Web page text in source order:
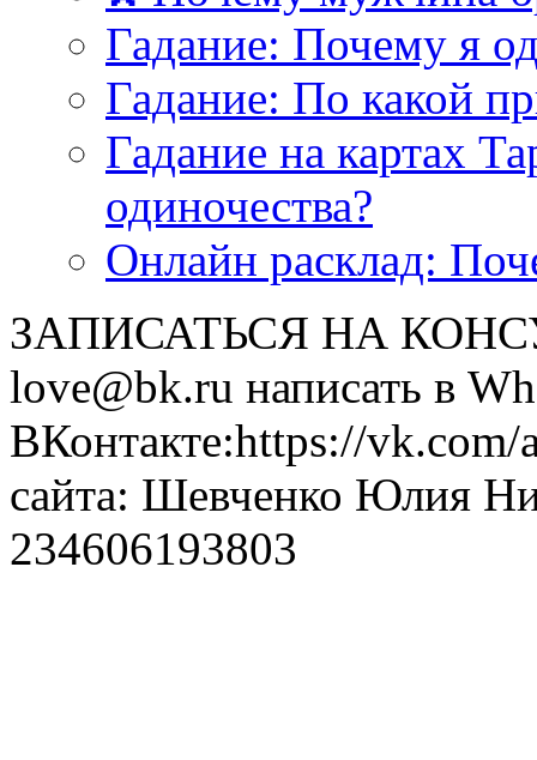
Гадание: Почему я
Гадание: По какой
Гадание на картах
одиночества?
Онлайн расклад:
ЗАПИСАТЬСЯ НА
love@bk.ru написать в
ВКонтакте:https://
сайта: Шевченко Юлия
234606193803